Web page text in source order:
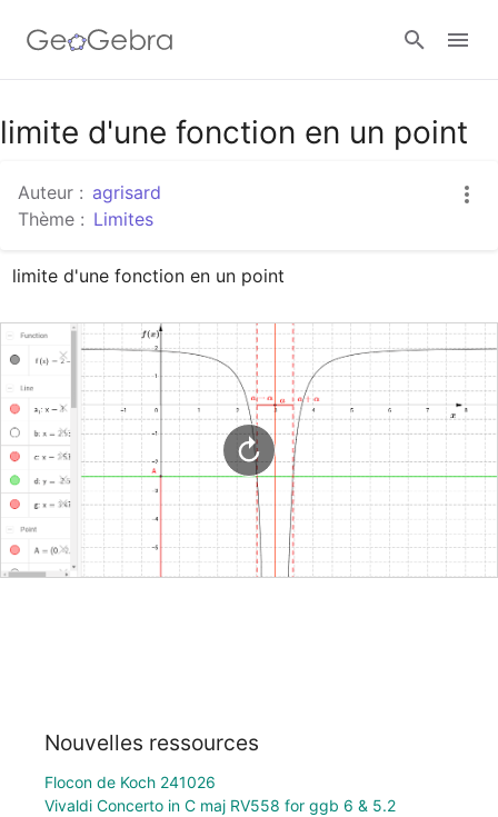
Google Classroom
Classe GeoGebra
Se connecter
limite d'une fonction en un point
Auteur : agrisard
Thème : Limites
limite d'une fonction en un point
Nouvelles ressources
Flocon de Koch 241026
Vivaldi Concerto in C maj RV558 for ggb 6 & 5.2